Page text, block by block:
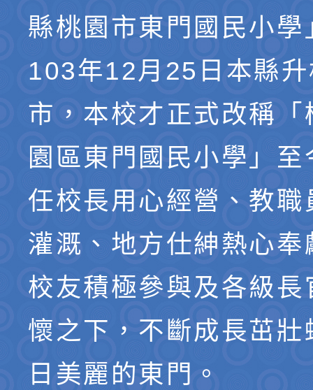
縣桃園市東門國民小學
103年12月25日本縣
市，本校才正式改稱「
園區東門國民小學」
任校長用心經營、教職
灌溉、地方仕紳熱心奉
校友積極參與及各級長
懷之下，不斷成長茁壯
日美麗的東門。